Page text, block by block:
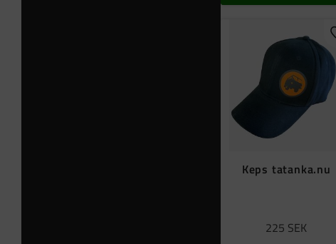
Keps tatanka.nu
225 SEK